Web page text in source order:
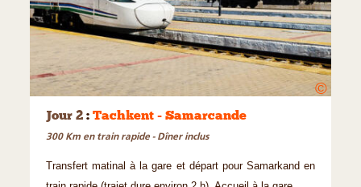
©
Jour 2 : Tachkent - Samarcande
300 Km en train rapide - Dîner inclus
Transfert matinal à la gare et départ pour Samarkand en